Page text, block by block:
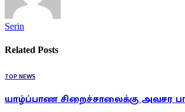
Serin
Related Posts
TOP NEWS
யாழ்ப்பாண சிறைச்சாலைக்கு அவசர